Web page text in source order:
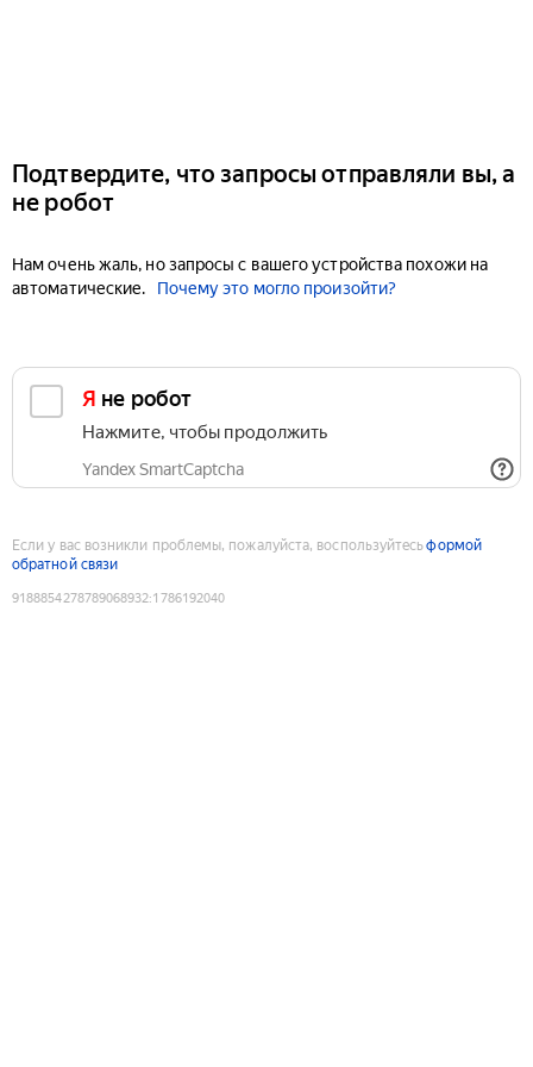
Подтвердите, что запросы отправляли вы, а
не робот
Нам очень жаль, но запросы с вашего устройства похожи на
автоматические.
Почему это могло произойти?
Я не робот
Нажмите, чтобы продолжить
Yandex SmartCaptcha
Если у вас возникли проблемы, пожалуйста, воспользуйтесьформой
обратной связи
9188854278789068932:1786192040